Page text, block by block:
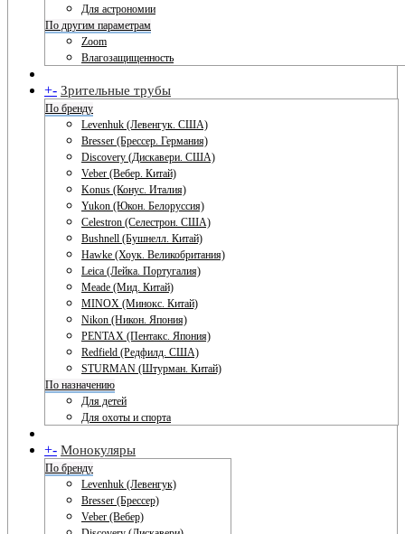
Для астрономии
По другим параметрам
Zoom
Влагозащищенность
+- Зрительные трубы
По бренду
Levenhuk (Левенгук. США)
Bresser (Брессер. Германия)
Discovery (Дискавери. США)
Veber (Вебер. Китай)
Konus (Конус. Италия)
Yukon (Юкон. Белоруссия)
Celestron (Селестрон. США)
Bushnell (Бушнелл. Китай)
Hawke (Хоук. Великобритания)
Leica (Лейка. Португалия)
Meade (Мид. Китай)
MINOX (Минокс. Китай)
Nikon (Никон. Япония)
PENTAX (Пентакс. Япония)
Redfield (Редфилд. США)
STURMAN (Штурман. Китай)
По назначению
Для детей
Для охоты и спорта
+- Монокуляры
По бренду
Levenhuk (Левенгук)
Bresser (Брессер)
Veber (Вебер)